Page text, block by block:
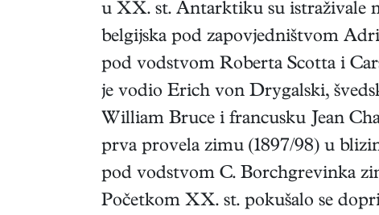
u XX. st. Antarktiku su istraživale
belgijska pod zapovjedništvom
pod vodstvom Roberta Scotta i
je vodio Erich von Drygalski,
William Bruce i francusku Jean
prva provela zimu (1897/98) u
pod vodstvom C. Borchgrevinka
Početkom XX. st. pokušalo se